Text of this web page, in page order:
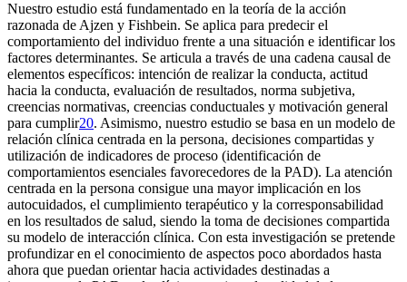
Nuestro estudio está fundamentado en la teoría de la acción
razonada de Ajzen y Fishbein. Se aplica para predecir el
comportamiento del individuo frente a una situación e identificar los
factores determinantes. Se articula a través de una cadena causal de
elementos específicos: intención de realizar la conducta, actitud
hacia la conducta, evaluación de resultados, norma subjetiva,
creencias normativas, creencias conductuales y motivación general
para cumplir20. Asimismo, nuestro estudio se basa en un modelo de
relación clínica centrada en la persona, decisiones compartidas y
utilización de indicadores de proceso (identificación de
comportamientos esenciales favorecedores de la PAD). La atención
centrada en la persona consigue una mayor implicación en los
autocuidados, el cumplimiento terapéutico y la corresponsabilidad
en los resultados de salud, siendo la toma de decisiones compartida
su modelo de interacción clínica. Con esta investigación se pretende
profundizar en el conocimiento de aspectos poco abordados hasta
ahora que puedan orientar hacia actividades destinadas a